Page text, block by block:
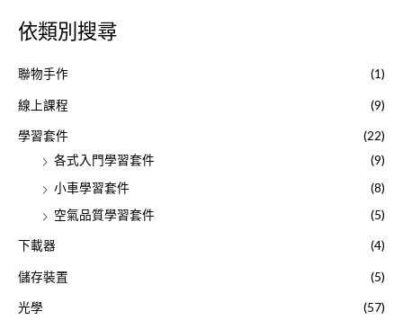
r
h
f
o
依類別搜尋
聯物手作 (1)
線上課程 (9)
學習套件
(22)
各式入門學習套件
(9)
小車學習套件
(8)
空氣品質學習套件
(5)
下載器 (4)
儲存裝置 (5)
光學 (57)